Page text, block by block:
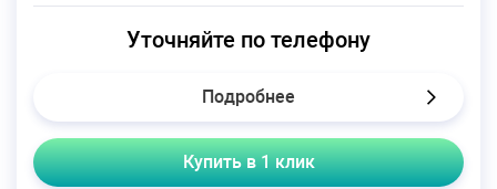
Уточняйте по телефону
Подробнее
Купить в 1 клик